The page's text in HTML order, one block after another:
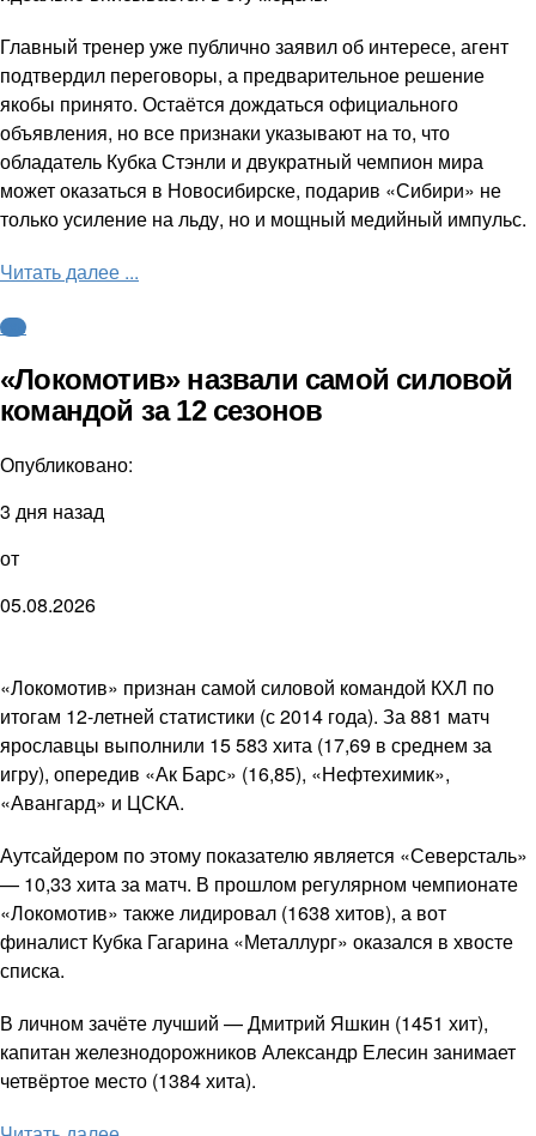
Главный тренер уже публично заявил об интересе, агент
подтвердил переговоры, а предварительное решение
якобы принято. Остаётся дождаться официального
объявления, но все признаки указывают на то, что
обладатель Кубка Стэнли и двукратный чемпион мира
может оказаться в Новосибирске, подарив «Сибири» не
только усиление на льду, но и мощный медийный импульс.
Читать далее ...
КХЛ
«Локомотив» назвали самой силовой
командой за 12 сезонов
Опубликовано:
3 дня назад
от
05.08.2026
«Локомотив» признан самой силовой командой КХЛ по
итогам 12-летней статистики (с 2014 года). За 881 матч
ярославцы выполнили 15 583 хита (17,69 в среднем за
игру), опередив «Ак Барс» (16,85), «Нефтехимик»,
«Авангард» и ЦСКА.
Аутсайдером по этому показателю является «Северсталь»
— 10,33 хита за матч. В прошлом регулярном чемпионате
«Локомотив» также лидировал (1638 хитов), а вот
финалист Кубка Гагарина «Металлург» оказался в хвосте
списка.
В личном зачёте лучший — Дмитрий Яшкин (1451 хит),
капитан железнодорожников Александр Елесин занимает
четвёртое место (1384 хита).